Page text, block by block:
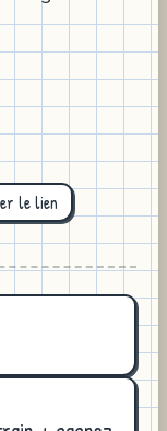
le lien